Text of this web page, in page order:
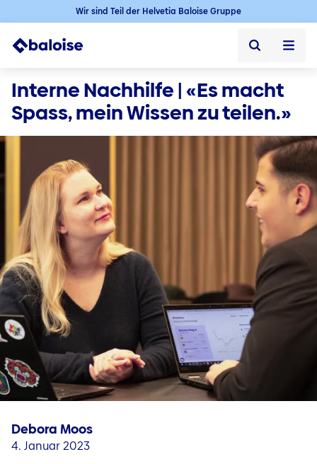
Wir sind Teil der Helvetia Baloise Gruppe
Startseite
Startseite ➞
Jobs
Karriere in der Schweiz
Offene Jobs
Baloise als Arbeitgeber
Berufseinstieg
Berufserfahrene
Karriere im Aussendienst
Fragen & Kontakt
Jobs in unseren Ländergesellschaften
Karriere in Liechtenstein
Jobblog
Bewerbungs- und Karrieretipps
Interne Nachhilfe | «Es macht
Spass, mein Wissen zu teilen.»
Debora Moos
4. Januar 2023